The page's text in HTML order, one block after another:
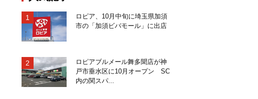
ロピア、10月中旬に埼玉県加須
市の「加須ビバモール」に出店
ロピアブルメール舞多聞店が神
戸市垂水区に10月オープン SC
内の関スパ...